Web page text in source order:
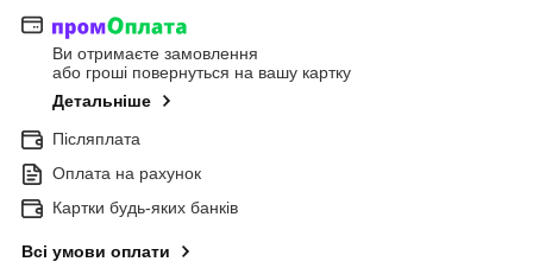
Ви отримаєте замовлення
або гроші повернуться на вашу картку
Детальніше
Післяплата
Оплата на рахунок
Картки будь-яких банків
Всі умови оплати